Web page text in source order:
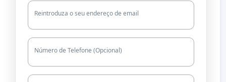
Reintroduza o seu endereço de email
Número de Telefone (Opcional)